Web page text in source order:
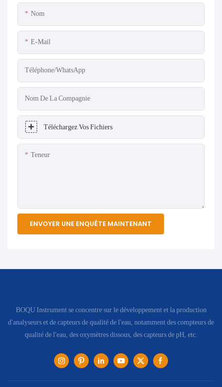
Nom
E-Mail
Téléphone/WhatsApp
Nom De La Compagnie
Téléchargez Vos Fichiers
Teneur
ENVOYER UNE ENQUÊTE MAINTENANT
BOQU Instrument se concentre sur le développement et la production
d'analyseurs et de capteurs de qualité de l'eau, notamment des compteurs de
qualité de l'eau, des oxymètres dissous, des capteurs de pH, etc.